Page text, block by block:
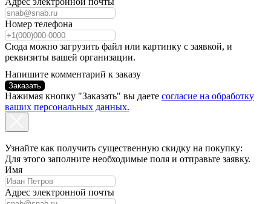
Номер телефона
Сюда можно загрузить файл или картинку с заявкой, и
реквизиты вашей организации.
Напишите комментарий к заказу
Заказать
Нажимая кнопку "Заказать" вы даете согласие на обработку
ваших персональных данных.
Узнайте как получить существенную скидку на покупку:
Для этого заполните необходимые поля и отправьте заявку.
Имя
Адрес электронной почты